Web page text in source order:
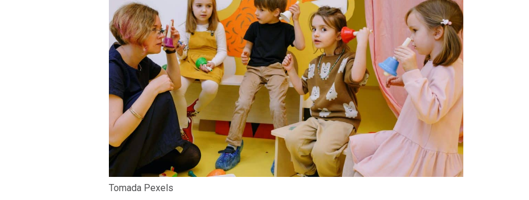
Tomada Pexels